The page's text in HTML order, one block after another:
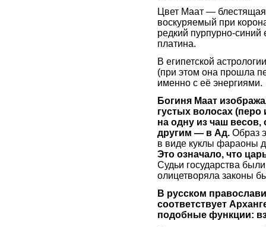
Цвет Маат —
воскуряемый при
редкий пурпурно-синий
платина.
В египетской
(при этом она прошла
именно с её энергиями.
Богиня Маат
густых волосах
на одну из чаш
другим — в Ад. Образ
в виде куклы фараоны
Это означало, что
Судьи государства
олицетворяла законы
В русском
соответствует
подобные функции: